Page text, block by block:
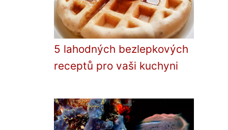
5 lahodných bezlepkových
receptů pro vaši kuchyni